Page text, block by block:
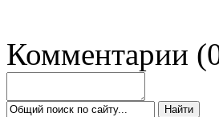
Комментарии (